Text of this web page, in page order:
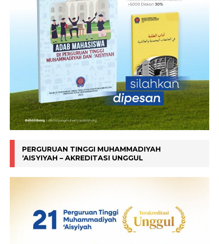
PERGURUAN TINGGI MUHAMMADIYAH
‘AISYIYAH – AKREDITASI UNGGUL